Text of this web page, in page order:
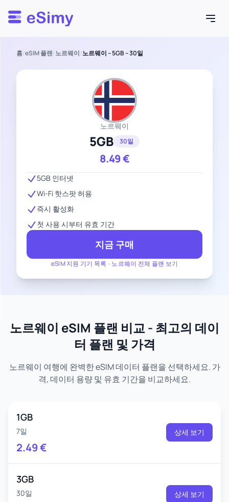
Esimy
홈/eSIM 플랜/노르웨이/노르웨이 – 5GB – 30일
노르웨이
5GB 30일
8.49€
eSIM 지원 기기 목록 - 노르웨이 전체 플랜 보기
5GB 인터넷
Wi-Fi 핫스팟 허용
즉시 활성화
첫 사용 시부터 유효 기간
지금 구매
노르웨이 eSIM 플랜 비교 - 최고의 데이
터 플랜 및 가격
노르웨이 여행에 완벽한 eSIM 데이터 플랜을 선택하세요. 가
격, 데이터 용량 및 유효 기간을 비교하세요.
1GB
7일
2.49€
상세 보기
3GB
30일 상세 보기